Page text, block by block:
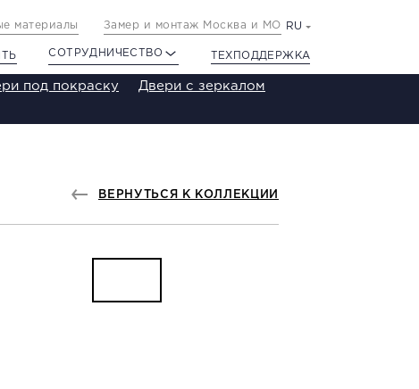
материалы Замер и монтаж Москва и МО RU
СОТРУДНИЧЕСТВО ТЕХПОДДЕРЖКА
под покраску Двери с зеркалом
ВЕРНУТЬСЯ К КОЛЛЕКЦИИ